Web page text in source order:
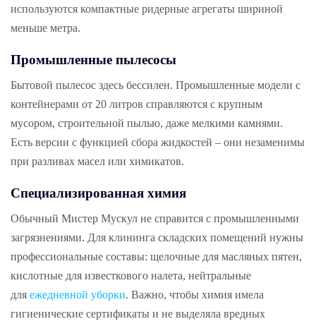
используются компактные ридерные агрегаты шириной
меньше метра.
Промышленные пылесосы
Бытовой пылесос здесь бессилен. Промышленные модели с
контейнерами от 20 литров справляются с крупным
мусором, строительной пылью, даже мелкими камнями.
Есть версии с функцией сбора жидкостей – они незаменимы
при разливах масел или химикатов.
Специализированная химия
Обычный Мистер Мускул не справится с промышленными
загрязнениями. Для клининга складских помещений нужны
профессиональные составы: щелочные для масляных пятен,
кислотные для известкового налета, нейтральные
для ежедневной уборки. Важно, чтобы химия имела
гигиенические сертификаты и не выделяла вредных